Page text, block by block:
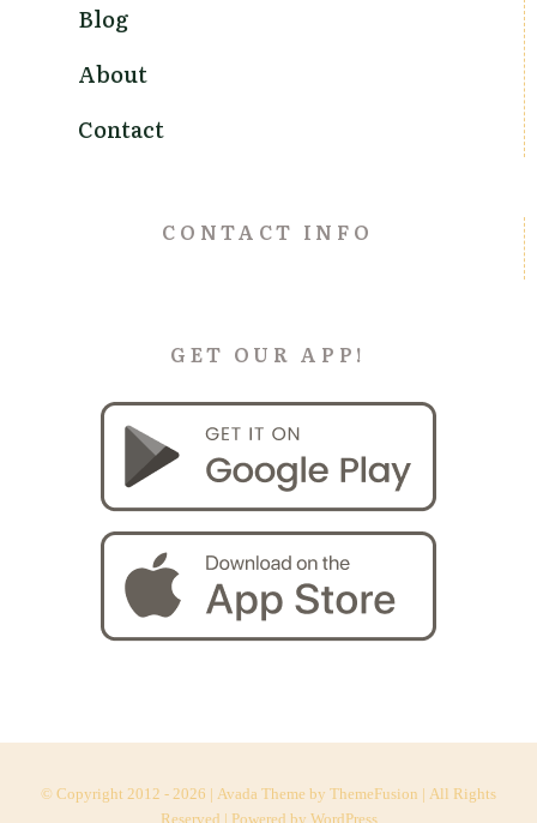
Blog
About
Contact
CONTACT INFO
GET OUR APP!
© Copyright 2012 - 2026 | Avada Theme by ThemeFusion | All Rights
Reserved | Powered by WordPress